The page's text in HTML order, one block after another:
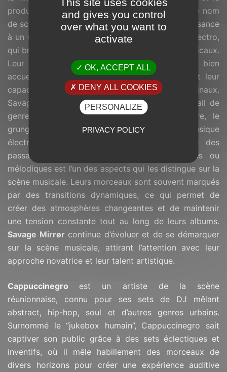
producteur
Syl Martin , également connu sous le nom
de scène
Okuna. Leur collaboration a donné naissance
à un univers sonore unique mélangeant rap et électro,
qui brouille les pistes entre différents genres musicaux.
Leur premier single “L’Air du Temps
”, à été bien
accueilli par la critique et les fans, démontrant leur
capacité à créer des morceaux captivants et originaux.
Savage Mirror est influencé par un large éventail de
genres, notamment le metal, le post-hardcore, le
grunge, et parfois même des éléments de musique
électronique. Leur capacité à naviguer entre des
passages lourds et des moments plus aérés ou
mélodiques est l’un des aspects qui les distingue sur la
scène musicale. Leurs morceaux sont souvent marqués
par des transitions dynamiques, ce qui permet de
créer des atmosphères changeantes et de maintenir
une tension constante tout au long de leurs albums.
Savage Mirrørcontinue d’évoluer et de se démarquer
sur la scène musicale, attirant l’attention avec leur
approche novatrice et leur talent artistique.
Cappuccinegro est un artiste de la scène
réunionnaise, connu pour ses sets de DJ mêlant
abstract, hip-hop, soul et d’autres genres urbains.
Surnommé le “jukebox humain”, Cappuccinegro sait
captiver son public grâce à des sets éclectiques et
inventifs, où il mêle habillement des morceaux de
divers horizons pour créer une expérience auditive
and gives you control
over what you want to
activate
OK, ACCEPT ALL
DENY ALL COOKIES
PERSONALIZE
PRIVACY POLICY